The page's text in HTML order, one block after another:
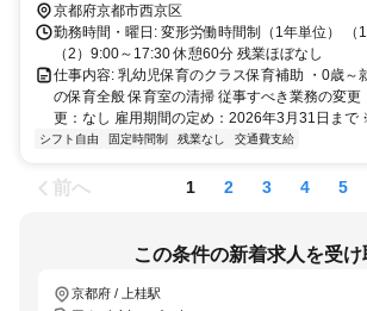
京都府京都市西京区
勤務時間・曜日: 変形労働時間制（1年単位） （
（2）9:00～17:30 休憩60分 残業ほぼなし
仕事内容: 乳幼児保育のクラス保育補助 ・0歳～
の保育全般 保育室の清掃 従事すべき業務の変更
更：なし 雇用期間の定め：2026年3月31日まで
シフト自由 固定時間制 残業なし 交通費支給
前へ 1 2 3 4 5
この条件の新着求人を受け
京都府 / 上桂駅